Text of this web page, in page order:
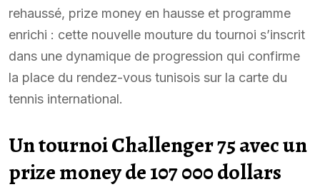
rehaussé, prize money en hausse et programme
enrichi : cette nouvelle mouture du tournoi s’inscrit
dans une dynamique de progression qui confirme
la place du rendez-vous tunisois sur la carte du
tennis international.
Un tournoi Challenger 75 avec un
prize money de 107 000 dollars